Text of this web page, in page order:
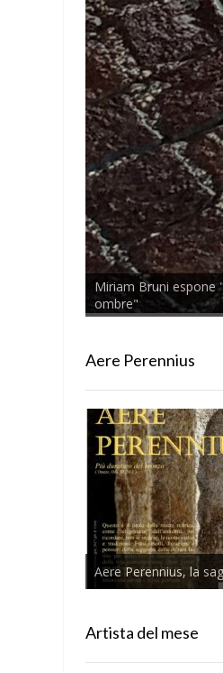
Miriam Bruni espone
ombre"
Aere Perennius
Aere Perennius, la
Artista del mese